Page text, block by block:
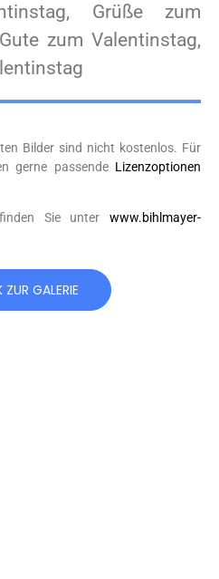
Grüße zum
zum Valentinstag,
Bilder sind nicht kostenlos. Für
gerne passende Lizenzoptionen
Sie unter www.bihlmayer-
ZUR GALERIE